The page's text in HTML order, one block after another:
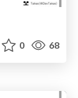
0 68